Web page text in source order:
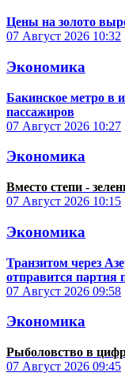
Цены на золото
07 Август 2026 10:32
Экономика
Бакинское метро в
пассажиров
07 Август 2026 10:27
Экономика
Вместо степи -
07 Август 2026 10:15
Экономика
Транзитом через
отправится
07 Август 2026 09:58
Экономика
Рыболовство в
07 Август 2026 09:45